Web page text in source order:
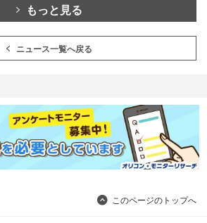
もっと見る
ニュース一覧へ戻る
このページのトップへ